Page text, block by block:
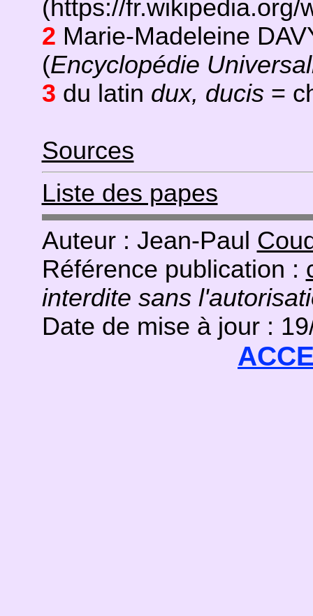
(https://
2 Marie-Madeleine
(Encyclopédie
3 du latin dux, ducis=
Sources
Liste des papes
Auteur : Jean-Paul
Référence publication :
interdite sans
Date de mise à jour :